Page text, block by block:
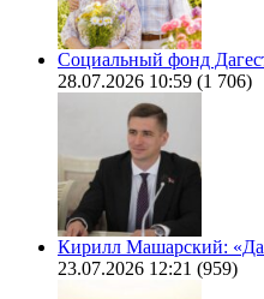
Социальный фонд
28.07.2026 10:59 (1 706)
Кирилл Машарский:
23.07.2026 12:21 (959)